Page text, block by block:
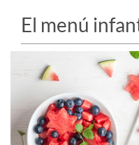
El menú